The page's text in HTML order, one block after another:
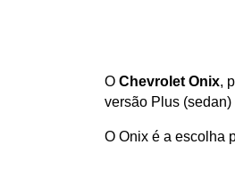
O Chevrolet Onix,
versão Plus
O Onix é a escolha